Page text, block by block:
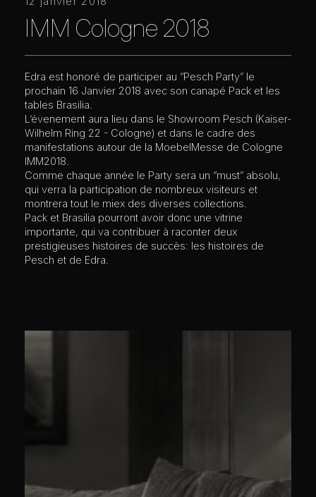
IMM Cologne 2018
Edra est honoré de participer au “Pesch Party” le
prochain 16 Janvier 2018 avec son canapé Pack et les
tables Brasilia.
L’évenement aura lieu dans le Showroom Pesch (Kaiser-
Wilhelm Ring 22 - Cologne) et dans le cadre des
manifestations autour de la MoebelMesse de Cologne
IMM2018.
Comme chaque année le Party sera un “must” absolu,
qui verra la participation de nombreux visiteurs et
montrera tout le miex des diverses collections.
Pack et Brasilia pourront avoir donc une vitrine
importante, qui va contribuer à raconter deux
prestigieuses histoires de succès: les histoires de
Pesch et de Edra.